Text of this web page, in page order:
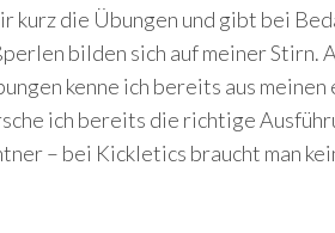
kurz die Übungen und gibt bei
bilden sich auf meiner Stirn.
kenne ich bereits aus
ich bereits die richtige
– bei Kickletics braucht man